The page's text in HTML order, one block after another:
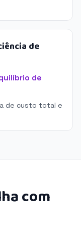
de
de
de custo total e
com